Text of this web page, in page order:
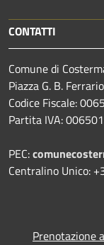
CONTATTI
Comune di
Piazza G. B.
Codice Fiscale:
Partita IVA:
PEC:
Centralino Unico:
Prenotazione